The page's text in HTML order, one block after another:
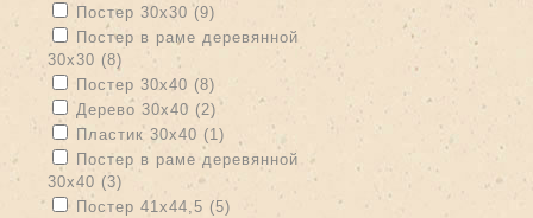
Apply Постер 30х30 filter
Постер 30х30 (9) Apply Постер 30х30 filter
Apply Постер в раме деревянной 30х30 filter
Постер в раме деревянной
30х30 (8) Apply Постер в раме деревянной 30х30 filter
Apply Постер 30х40 filter
Постер 30х40 (8)
Apply Дерево 30х40 filter
Дерево 30х40 (2) Apply Дерево 30х40 filter
Apply Пластик 30х40 filter
Пластик 30х40 (1) Apply Пластик 30х40 filter
Apply Постер в раме деревянной 30х40 filter
Постер в раме деревянной
30х40 (3) Apply Постер в раме деревянной 30х40 filter
Apply Постер 41х44,5 filter
Постер 41х44,5 (5) Apply Постер 41х44,5 filter